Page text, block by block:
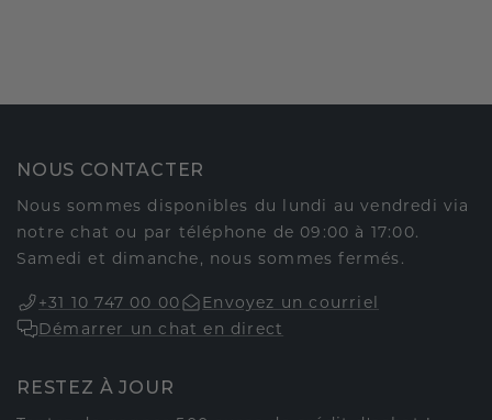
NOUS CONTACTER
Nous sommes disponibles du lundi au vendredi via
notre chat ou par téléphone de 09:00 à 17:00.
Samedi et dimanche, nous sommes fermés.
+31 10 747 00 00
Envoyez un courriel
Démarrer un chat en direct
RESTEZ À JOUR